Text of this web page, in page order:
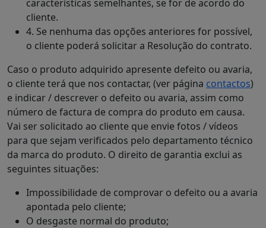
características semelhantes, se for de acordo do
cliente.
4. Se nenhuma das opções anteriores for possível,
o cliente poderá solicitar a Resolução do contrato.
Caso o produto adquirido apresente defeito ou avaria,
o cliente terá que nos contactar, (ver página contactos)
e indicar / descrever o defeito ou avaria, assim como
número de factura de compra do produto em causa.
Vai ser solicitado ao cliente que envie fotos / vídeos
para que sejam verificados pelo departamento técnico
da marca do produto. O direito de garantia exclui as
seguintes situações:
Impossibilidade de comprovar o defeito ou a avaria
apontada pelo cliente;
O desgaste normal do produto;